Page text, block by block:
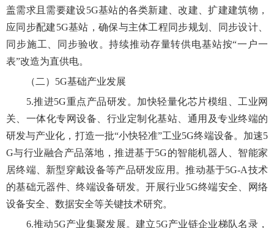
盖需求且需要建设5G基站的各类新建、改建、扩建建筑物，
应同步配建5G基站，确保与主体工程同步规划、同步设计、
同步施工、同步验收。持续推动存量转供电基站按“一户一
表”改造为直供电。
（二）5G基础产业发展
5.推进5G重点产品研发。加快轻量化芯片模组、工业网
关、一体化专网设备、行业定制化基站、通用及专业终端的
研发与产业化，打造一批“小快轻准”工业5G终端设备。加速5
G与行业融合产品落地，推进基于5G的智能机器人、智能家
居终端、新型穿戴设备等产品研发应用。推动基于5G-A技术
的基础元器件、终端设备研发。开展行业5G终端安全、网络
设备安全、数据安全等关键技术研究。
6.推动5G产业集聚发展。建立5G产业链企业梯队名录，